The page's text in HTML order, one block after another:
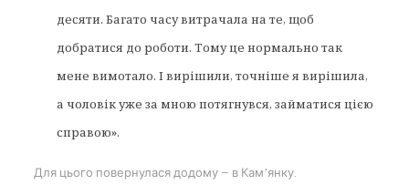
десяти. Багато часу витрачала на те, щоб
добратися до роботи. Тому це нормально так
мене вимотало. І вирішили, точніше я вирішила,
а чоловік уже за мною потягнувся, займатися цією
справою».
Для цього повернулася додому — в Кам’янку.